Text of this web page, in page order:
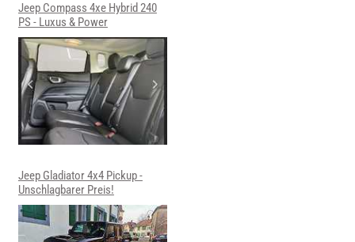
Jeep Compass 4xe Hybrid 240
PS - Luxus & Power
Jeep Gladiator 4x4 Pickup -
Unschlagbarer Preis!